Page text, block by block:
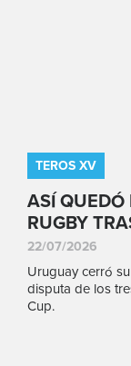
TEROS XV
ASÍ QUEDÓ
RUGBY
22/07/2026
Uruguay cerró
disputa de los
Cup.